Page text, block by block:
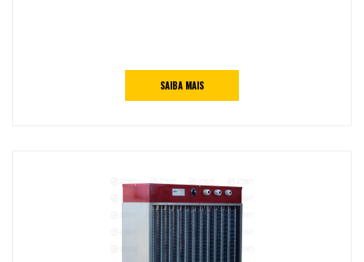
SAIBA MAIS